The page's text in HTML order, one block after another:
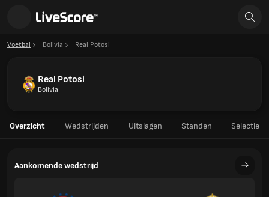
Voetbal Bolivia Real Potosi
Real Potosi
Bolivia
Overzicht Wedstrijden Uitslagen Standen Selectie
Aankomende wedstrijd